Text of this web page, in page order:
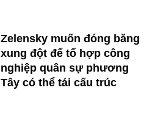
Zelensky muốn đóng băng
xung đột để tổ hợp công
nghiệp quân sự phương
Tây có thể tái cấu trúc